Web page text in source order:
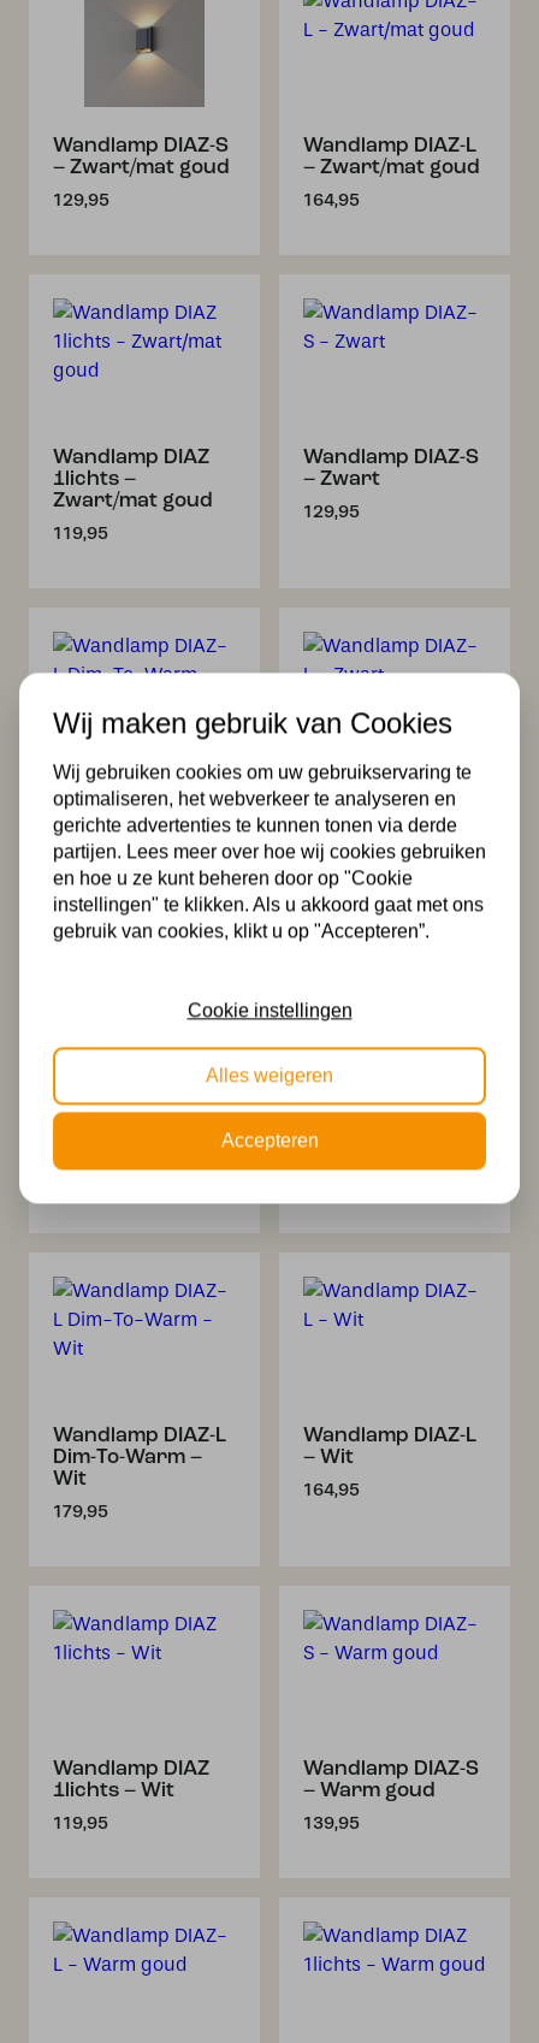
Wandlamp DIAZ-S
– Zwart/mat goud
129,95
Wandlamp DIAZ-L
– Zwart/mat goud
164,95
Wandlamp DIAZ
1lichts –
Zwart/mat goud
119,95
Wandlamp DIAZ-S
– Zwart
129,95
Wandlamp DIAZ-L
Dim-To-Warm –
Zwart
179,95
Wandlamp DIAZ-L
– Zwart
164,95
Wandlamp DIAZ
119,95
– Wit
129,95
Wandlamp DIAZ-L
Dim-To-Warm –
Wit
179,95
Wandlamp DIAZ-L
– Wit
164,95
Wandlamp DIAZ
1lichts – Wit
119,95
Wandlamp DIAZ-S
– Warm goud
139,95
Wij maken gebruik van Cookies
Wij gebruiken cookies om uw gebruikservaring te
optimaliseren, het webverkeer te analyseren en
gerichte advertenties te kunnen tonen via derde
partijen. Lees meer over hoe wij cookies gebruiken
en hoe u ze kunt beheren door op "Cookie
instellingen" te klikken. Als u akkoord gaat met ons
gebruik van cookies, klikt u op "Accepteren”.
Cookie instellingen
Alles weigeren
Accepteren